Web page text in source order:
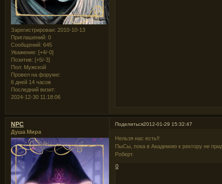
Зарегистрирован: 2010-10-13
Приглашений: 0
Сообщений: 645
Уважение: [+4/-0]
Позитив: [+5/-3]
Пол: Мужской
Провел на форуме:
6 дней 14 часов
Последний визит:
2024-12-30 11:18:06
Поделиться2012-01-29 15:32:47
NPC
Душа Мира
Нельзя нас есть!!
ПыСы, пока в Академию к ректору не
Роберт.
0